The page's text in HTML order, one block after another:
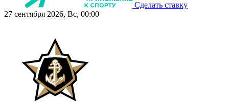
Сделать ставку
27 сентября 2026, Вс, 00:00